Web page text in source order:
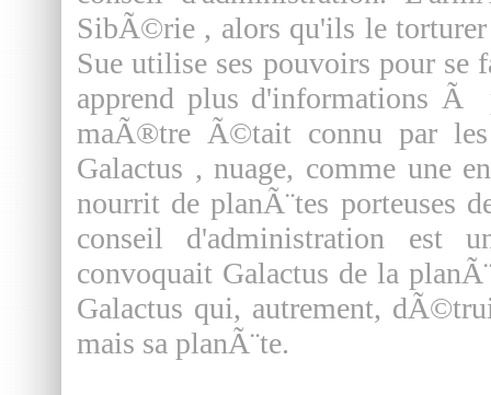
SibÃ©rie , alors qu'ils le
Sue utilise ses pouvoirs pour se
apprend plus d'informations
maÃ®tre Ã©tait connu par
Galactus , nuage, comme une
nourrit de planÃ¨tes porteuses
conseil d'administration est
convoquait Galactus de la
Galactus qui, autrement,
mais sa planÃ¨te.